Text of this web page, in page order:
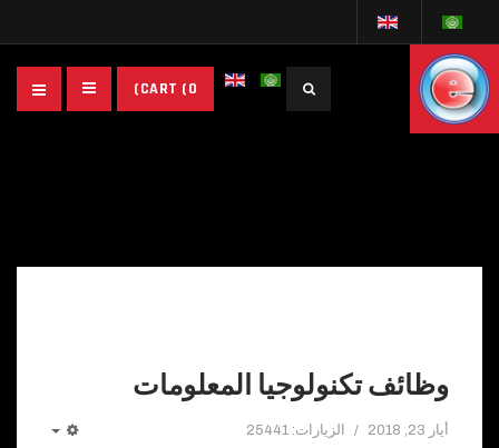
CART (0) البحث...
وظائف تكنولوجيا المعلومات
أيار 23, 2018 الزيارات: 25441